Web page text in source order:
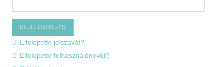
Elfelejtette jelszavát?
Elfelejtette felhasználónevét?